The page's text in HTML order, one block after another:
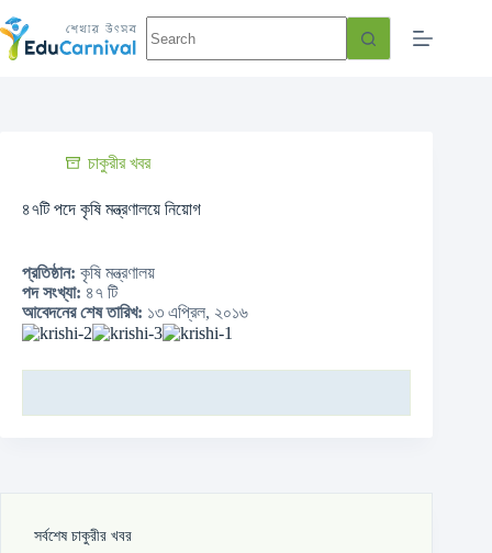
চাকুরীর খবর
৪৭টি পদে কৃষি মন্ত্রণালয়ে নিয়োগ
প্রতিষ্ঠান: কৃষি মন্ত্রণালয়
পদ সংখ্যা: ৪৭ টি
আবেদনের শেষ তারিখ: ১৩ এপ্রিল, ২০১৬
সর্বশেষ চাকুরীর খবর